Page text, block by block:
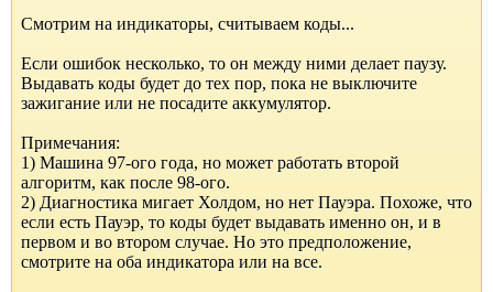
Смотрим на индикаторы, считываем коды...
Если ошибок несколько, то он между ними делает паузу.
Выдавать коды будет до тех пор, пока не выключите
зажигание или не посадите аккумулятор.
Примечания:
1) Машина 97-ого года, но может работать второй
алгоритм, как после 98-ого.
2) Диагностика мигает Холдом, но нет Пауэра. Похоже, что
если есть Пауэр, то коды будет выдавать именно он, и в
первом и во втором случае. Но это предположение,
смотрите на оба индикатора или на все.